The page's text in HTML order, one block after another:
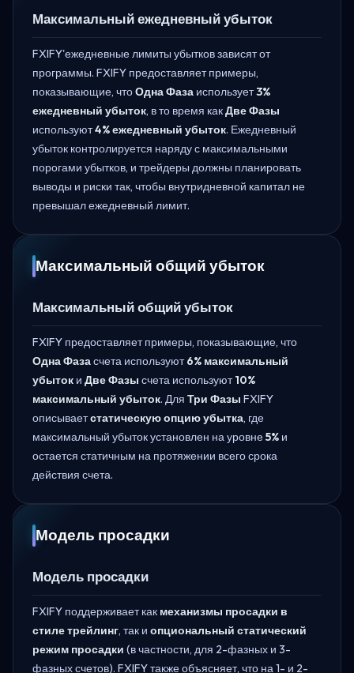
Максимальный ежедневный убыток
FXIFY'ежедневные лимиты убытков зависят от
программы. FXIFY предоставляет примеры,
показывающие, чтоОдна Фаза использует3%
ежедневный убыток, в то время какДве Фазы
используют4% ежедневный убыток. Ежедневный
убыток контролируется наряду с максимальными
порогами убытков, и трейдеры должны планировать
выводы и риски так, чтобы внутридневной капитал не
превышал ежедневный лимит.
Максимальный общий убыток
Максимальный общий убыток
FXIFY предоставляет примеры, показывающие, что
Одна Фазасчета используют6% максимальный
убыток и Две Фазы счета используют10%
максимальный убыток. Для Три Фазы FXIFY
описываетстатическую опцию убытка, где
максимальный убыток установлен на уровне5% и
остается статичным на протяжении всего срока
действия счета.
Модель просадки
Модель просадки
FXIFY поддерживает как механизмы просадки в
стиле трейлинг, так и опциональный статический
режим просадки (в частности, для 2-фазных и 3-
фазных счетов). FXIFY также объясняет, что на 1- и 2-